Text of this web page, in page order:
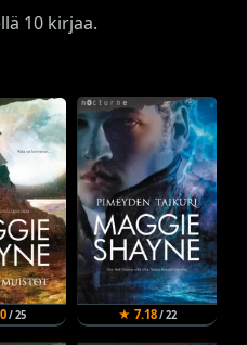
10 kirjaa.
/ 25 ★ 7.18/ 22